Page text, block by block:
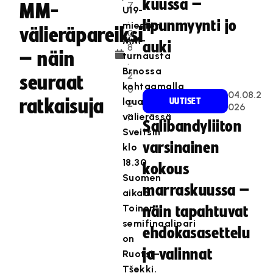
MM-
välieräpareiksi
– näin
seuraat
ratkaisuja
7
.
0
8
.
2
0
2
1
U19-
miesten
MM-
turnausta
Brnossa
kohtaamalla
lauantain
välierässä
Sveitsin
klo
18.30
Suomen
aikaa.
Toinen
semifinaalipari
on
Ruotsi–
Tšekki.
kuussa –
lipunmyynti jo
auki
UUTISET
04.08.2
026
Salibandyliiton
varsinainen
kokous
marraskuussa –
näin tapahtuvat
ehdokasasettelu
ja valinnat